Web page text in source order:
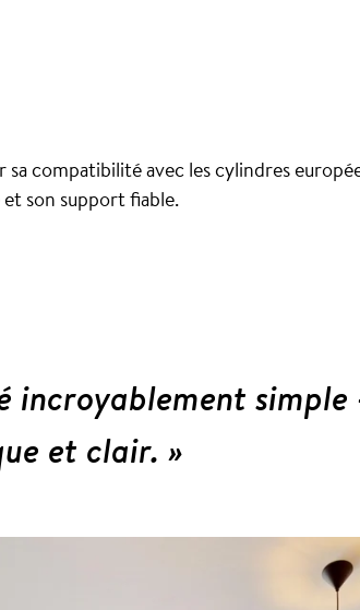
sa compatibilité avec les cylindres
son support fiable.
incroyablement simple
et clair. »